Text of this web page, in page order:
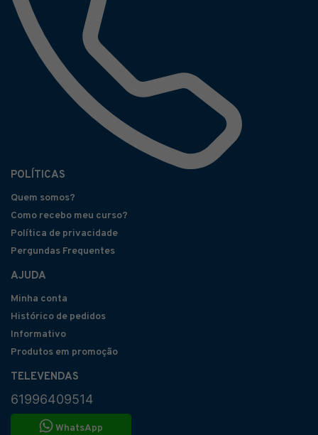
POLÍTICAS
Quem somos?
Como recebo meu curso?
Política de privacidade
Pergundas Frequentes
AJUDA
Minha conta
Histórico de pedidos
Informativo
Produtos em promoção
TELEVENDAS
61996409514
WhatsApp